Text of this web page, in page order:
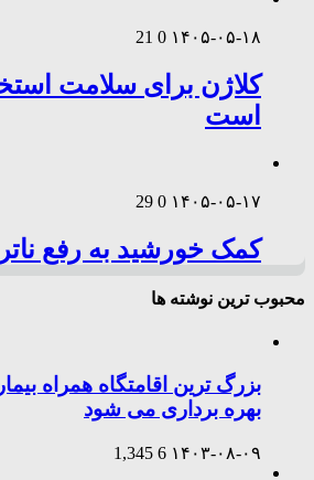
۱۴۰۵-۰۵-۱۸ 0
21
کلاژن برای سلامت
است
۱۴۰۵-۰۵-۱۷ 0
29
کمک خورشید به رفع
محبوب ترین نوشته ها
بزرگ ترین اقامتگاه همراه
بهره برداری می شود
۱۴۰۳-۰۸-۰۹ 6
1,345